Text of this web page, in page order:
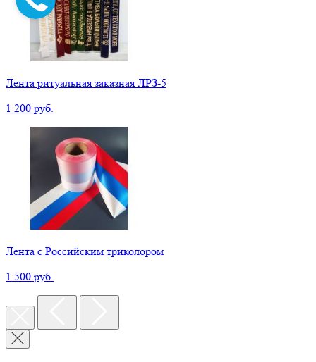
Лента ритуальная заказная ЛРЗ-5
1 200 руб.
Лента с Российским триколором
1 500 руб.